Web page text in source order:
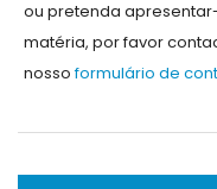
ou pretenda
matéria, por favor
nossoformulário de